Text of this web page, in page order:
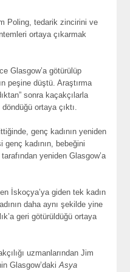
Poling, tedarik zincirini ve
ortaya çıkarmak
Glasgow’a götürülüp
peşine düştü. Araştırma
sonra kaçakçılarla
ortaya çıktı.
genç kadının yeniden
kadının, bebeğini
yeniden Glasgow’a
İskoçya’ya giden tek kadın
daha aynı şekilde yine
geri götürüldüğü ortaya
uzmanlarından Jim
Glasgow’dakiAsya